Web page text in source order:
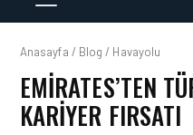
Anasayfa / Blog / Havayolu
EMIRATES’TEN
KARIYER FIRSATI